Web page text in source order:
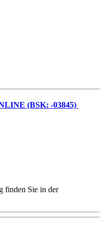
(BSK: -03845)
finden Sie in der